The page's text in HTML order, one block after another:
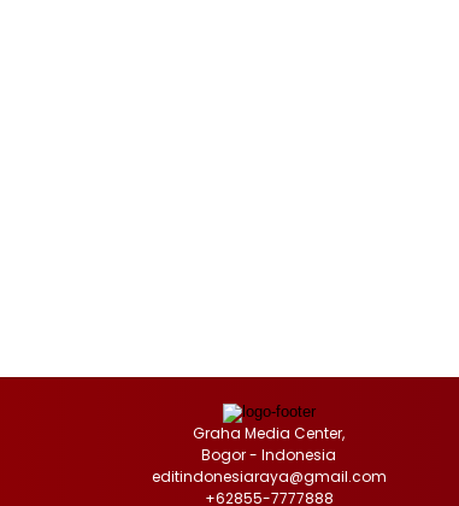
Graha Media Center,
Bogor - Indonesia
editindonesiaraya@gmail.com
+62855-7777888